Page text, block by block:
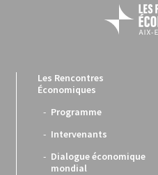
Les Rencontres
Économiques
Programme
Intervenants
Dialogue économique
mondial